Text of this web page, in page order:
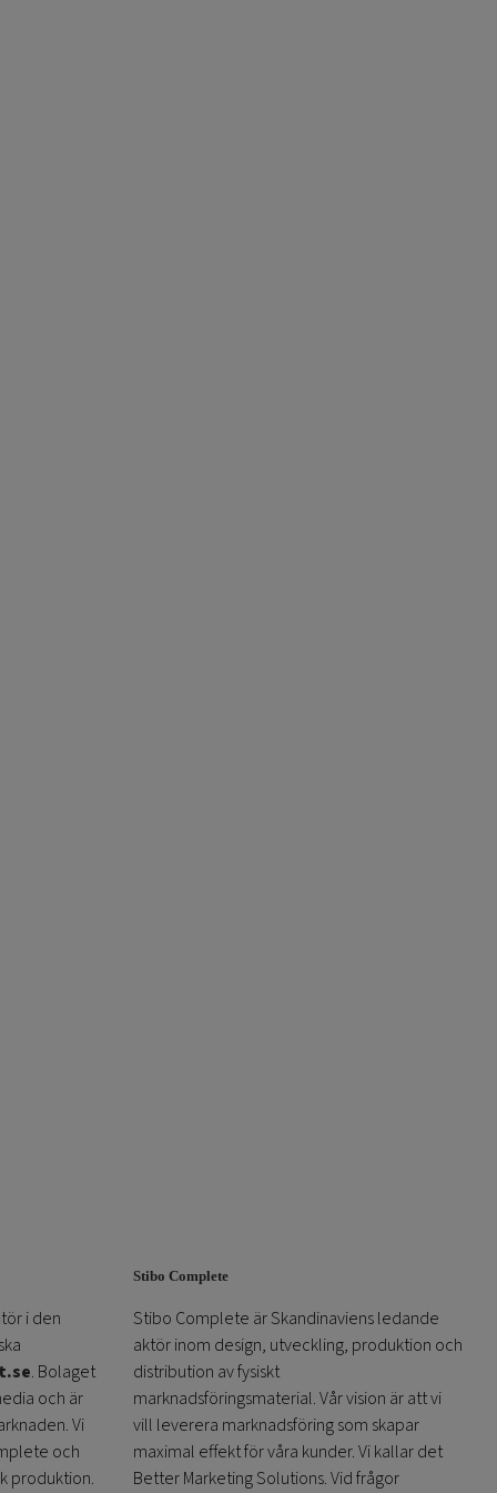
i den
. Bolaget
och är
Vi
och
produktion.
Stibo Complete
Stibo Complete är Skandinaviens ledande
aktör inom design, utveckling, produktion och
distribution av fysiskt
marknadsföringsmaterial. Vår vision är att vi
vill leverera marknadsföring som skapar
maximal effekt för våra kunder. Vi kallar det
Better Marketing Solutions. Vid frågor